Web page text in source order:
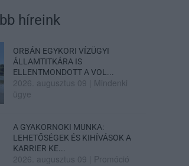
híreink
ORBÁN EGYKORI VÍZÜGYI
ÁLLAMTITKÁRA IS
ELLENTMONDOTT A VOL...
2026. augusztus 09
Mindenki
ügye
A GYAKORNOKI MUNKA:
LEHETŐSÉGEK ÉS KIHÍVÁSOK A
KARRIER KE...
2026. augusztus 09 Promóció